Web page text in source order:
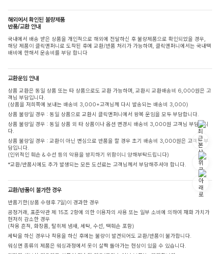
해외에서 확인된 불량제품
반품/교환 안내
국내에서 배송 받은 상품을 개인적으로 해외에 전달하신 후 불량제품으로 확인되었을 경우,
해당 제품이 클릭앤퍼니로 도착된 후에 교환/반품 처리가 가능하며, 클릭앤퍼니에서는 국내택
배비에 한해서 운송비를 부담 합니다
교환운임 안내
상품 교환은 동일 상품 또는 타 상품으로도 교환 가능하며, 교환시 교환배송비 6,000원은 고
객님 부담입니다.
(상품을 저희쪽에 보내는 배송비 3,000+고객님께 다시 발송되는 배송비 3,000)
상품 불량일 경우 : 동일 상품으로 교환시 클릭앤퍼니에서 왕복 운임을 모두 부담합니다.
상품 불량일 경우 : 동일 상품 외 타 상품이나 옵션 변경시 배송비 3,000원 고객님 부담입니
다.
상품 불량일 경우 : 교환이 아닌 변심으로 반품을 할 경우 초기 배송비 3,000원은 고객님 부
담입니다.
(인위적인 훼손 & 수선 등의 악용을 방지하기 위함이니 양해부탁드립니다)
*교환/반품시에도 추가 발생되는 모든 도선료는 고객님께서 부담해주셔야 합니다.
교환/반품이 불가한 경우
반품기한(상품 수령후 7일)이 경과한 경우
공정거래, 표준약관 제 15조 2항에 의한 이용자의 사용 또는 일부 소비에 의하여 재화 가치가
현저히 감소한 경우
(착용 흔적, 화장품, 탈취제 냄새, 세탁, 수선, 택훼손 포함)
세탁을 하신 경우나 착용을 하신 후에는 불량이 발견되어도 교환/반품이 불가합니다.
워싱면 종류의 제품은 워싱과정에서 옷이 살짝 돌아가는 현상이 있을 수 있습니다.